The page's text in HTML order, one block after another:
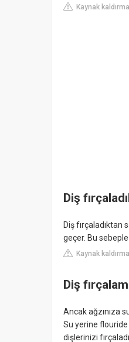
Kaynak
Diş
Diş fırçaladıktan
geçer. Bu sebeple
Kaynak
Diş
Ancak ağzınıza
Su yerine flouride
dişlerinizi